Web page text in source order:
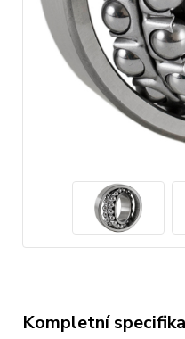
Kompletní